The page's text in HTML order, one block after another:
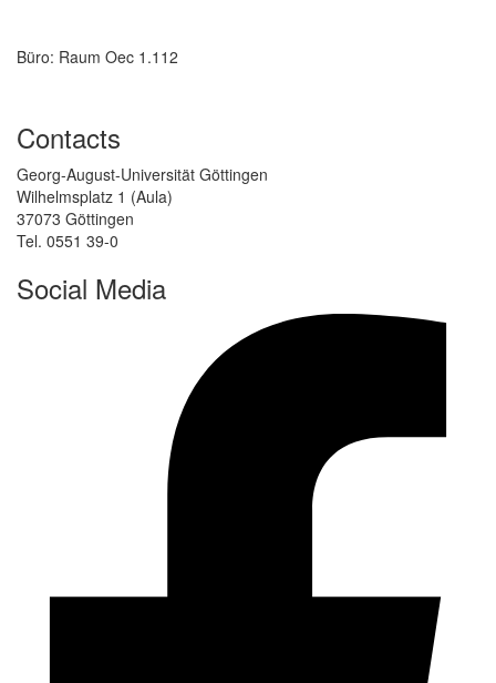
Büro: Raum Oec 1.112
Contacts
Georg-August-Universität Göttingen
Wilhelmsplatz 1 (Aula)
37073 Göttingen
Tel. 0551 39-0
Social Media